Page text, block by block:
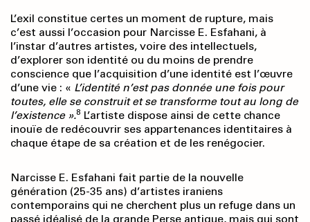
L’exil constitue certes un moment de rupture, mais
c’est aussi l’occasion pour Narcisse E. Esfahani, à
l’instar d’autres artistes, voire des intellectuels,
d’explorer son identité ou du moins de prendre
conscience que l’acquisition d’une identité est l’œuvre
d’une vie : « L’identité n’est pas donnée une fois pour
toutes, elle se construit et se transforme toutau long de
l’existence ».8 L’artiste dispose ainsi de cette chance
inouïe de redécouvrir ses appartenances identitaires à
chaque étape de sa création et de les renégocier.
Narcisse E. Esfahani fait partie de la nouvelle
génération (25-35 ans) d’artistes iraniens
contemporains qui ne cherchent plus un refuge dans un
passé idéalisé de la grande Perse antique, mais qui sont